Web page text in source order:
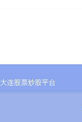
大连股票炒股平台